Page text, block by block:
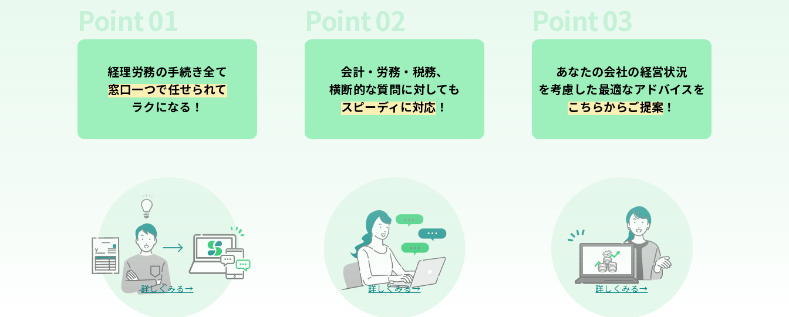
Point01
経理労務の手続き全て
窓口一つで任せられて
ラクになる！
詳しくみる→
Point02
会計・労務・税務、
横断的な質問に対しても
スピーディに対応！
詳しくみる→
Point03
あなたの会社の経営状況
を考慮した最適なアドバイスを
こちらからご提案 ！
詳しくみる→